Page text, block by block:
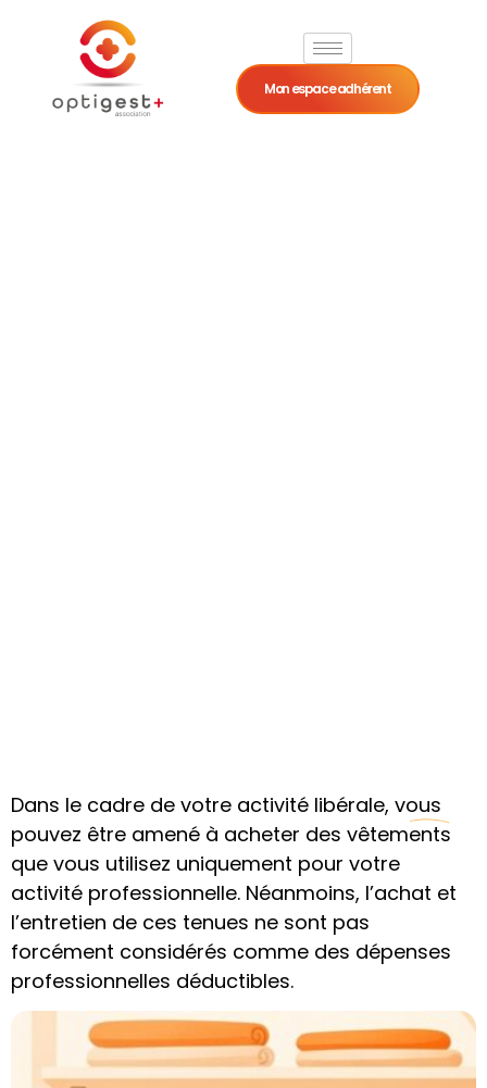
Mon espace adhérent
Dans le cadre de votre activité libérale, vous
pouvez être amené à acheter des vêtements
que vous utilisez uniquement pour votre
activité professionnelle. Néanmoins, l’achat et
l’entretien de ces tenues ne sont pas
forcément considérés comme des dépenses
professionnelles déductibles.